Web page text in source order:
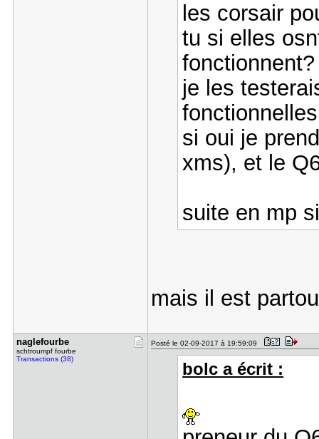
les corsair
tu si elles
je les
si oui je
xms), et le
suite en mp
mais il est
naglefourb​e
schtroumpf fourbe
Transactions (38)
Posté le 02-09-2017 à 19:59:09
bolc a écrit :